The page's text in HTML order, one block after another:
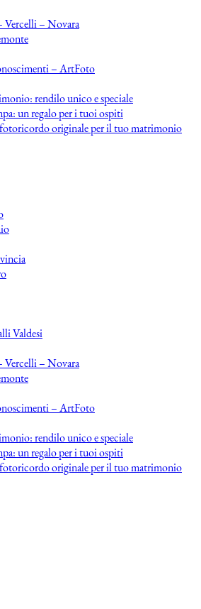
Vercelli – Novara
– ArtFoto
rendilo unico e speciale
un regalo per i tuoi ospiti
originale per il tuo matrimonio
Valdesi
Vercelli – Novara
– ArtFoto
rendilo unico e speciale
un regalo per i tuoi ospiti
originale per il tuo matrimonio